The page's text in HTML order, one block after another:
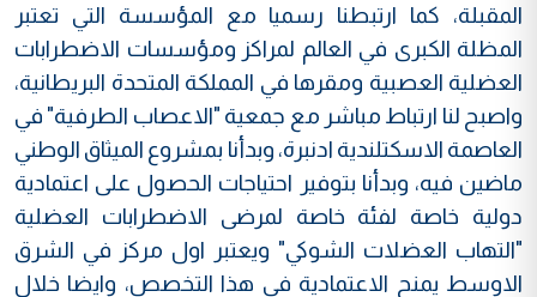
المقبلة، كما ارتبطنا رسميا مع المؤسسة التي تعتبر
المظلة الكبرى في العالم لمراكز ومؤسسات الاضطرابات
العضلية العصبية ومقرها في المملكة المتحدة البريطانية،
واصبح لنا ارتباط مباشر مع جمعية "الاعصاب الطرفية" في
العاصمة الاسكتلندية ادنبرة، وبدأنا بمشروع الميثاق الوطني
ماضين فيه، وبدأنا بتوفير احتياجات الحصول على اعتمادية
دولية خاصة لفئة خاصة لمرضى الاضطرابات العضلية
"التهاب العضلات الشوكي" ويعتبر اول مركز في الشرق
الاوسط يمنح الاعتمادية في هذا التخصص، وايضا خلال